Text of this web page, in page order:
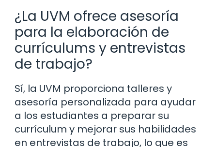
¿La UVM ofrece asesoría
para la elaboración de
currículums y entrevistas
de trabajo?
Sí, la UVM proporciona talleres y
asesoría personalizada para ayudar
a los estudiantes a preparar su
currículum y mejorar sus habilidades
en entrevistas de trabajo, lo que es